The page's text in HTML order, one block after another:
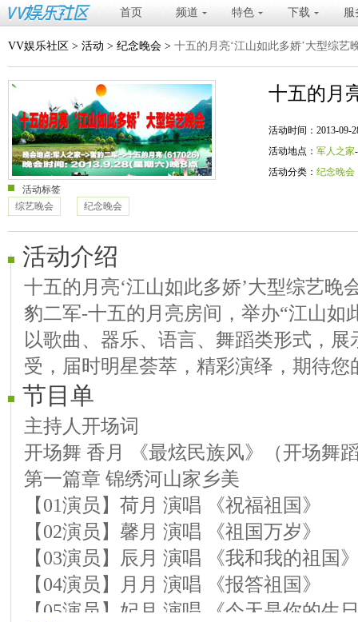
首页 频道 特色 下载 服
VV娱乐社区 > 活动 > 纪念晚会 > 十五的月亮‘江山如此多娇’大型综艺
十五的月
活动时间：2013-09-
活动地点： 军人之家
活动分类： 纪念晚会
活动标签
综艺晚会
纪念晚会
活动介绍
十五的月亮‘江山如此多娇’大型综艺晚
豹二军-十五的月亮房间，举办“江山如
以歌曲、器乐、语言、舞蹈类形式，
受，届时明星荟萃，精彩演绎，期待您
节目单
主持人开场词
开场舞 香月 《最炫民族风》（开场舞
第一篇章 锦绣河山家乡美
【01演员】荷月 演唱 《祝福祖国》
【02演员】馨月 演唱 《祖国万岁》
【03演员】辰月 演唱 《我和我的祖国
【04演员】月月 演唱 《报答祖国》
【05演员】妃月 演唱 《今天是你的生